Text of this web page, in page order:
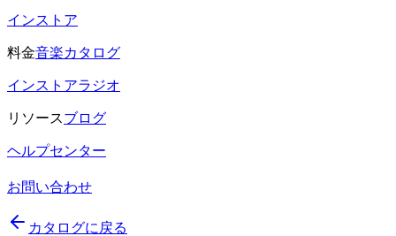
インストア
料金音楽カタログ
インストアラジオ
リソースブログ
ヘルプセンター
お問い合わせ
カタログに戻る